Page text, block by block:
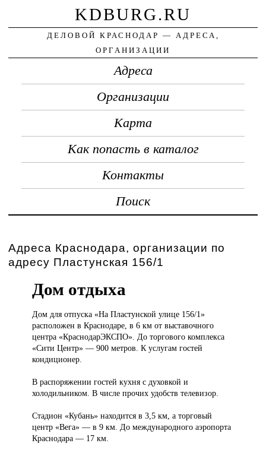
KDBURG.RU
ДЕЛОВОЙ КРАСНОДАР — АДРЕСА,
ОРГАНИЗАЦИИ
Адреса
Организации
Карта
Как попасть в каталог
Контакты
Поиск
Адреса Краснодара, организации по
адресу Пластунская 156/1
Дом отдыха
Дом дляотпуска «На Пластунской улице 156/1»
расположен в Краснодаре, в 6 км от выставочного
центра «КраснодарЭКСПО». До торгового комплекса
«Сити Центр» — 900 метров. К услугам гостей
кондиционер.
В распоряжении гостей кухня с духовкой и
холодильником. В числе прочих удобств телевизор.
Стадион «Кубань» находится в 3,5 км, а торговый
центр «Вега» — в 9 км. До международного аэропорта
Краснодара — 17 км.